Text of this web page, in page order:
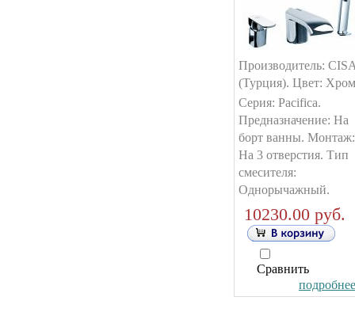
Производитель:
(Турция). Цвет:
Серия: Pacifica.
Предназначение: На
борт ванны. Монтаж:
На 3 отверстия. Тип
смесителя:
Однорычажный.
10230.00 руб.
Сравнить